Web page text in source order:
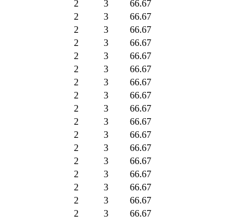
2 3
66.67
2 3
66.67
2 3
66.67
2 3
66.67
2 3
66.67
2 3
66.67
2 3
66.67
2 3
66.67
2 3
66.67
2 3
66.67
2 3
66.67
2 3
66.67
2 3
66.67
2 3
66.67
2 3
66.67
2 3
66.67
2 3
66.67